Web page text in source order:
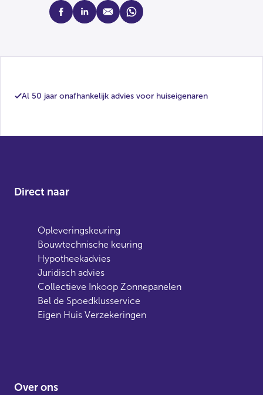
facebooklinkedinmail whatsapp
Al 50 jaar onafhankelijk advies voor huiseigenaren
Direct naar
Opleveringskeuring
Bouwtechnische keuring
Hypotheekadvies
Juridisch advies
Collectieve Inkoop Zonnepanelen
Bel de Spoedklusservice
Eigen Huis Verzekeringen
Over ons